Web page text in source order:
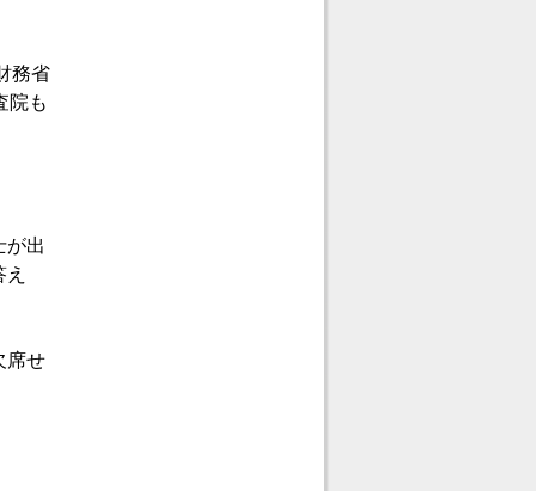
務省
院も
が出
席せ